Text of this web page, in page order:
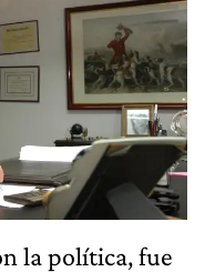
la política, fue